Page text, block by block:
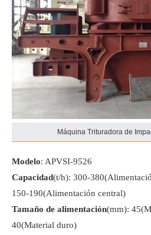
Máquina Trituradora de
Modelo: APVSI-9526
Capacidad(t/h): 300-
150-190(Alimentación central)
Tamaño de alimentación(mm):
40(Material duro)